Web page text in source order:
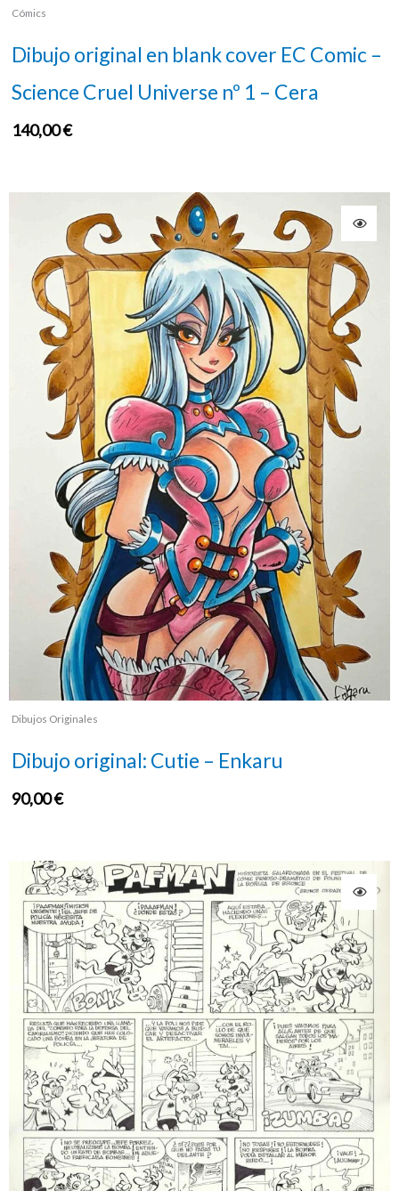
Cómics
Dibujo original en blank cover EC Comic –
Science Cruel Universe nº 1 – Cera
140,00€
Dibujos Originales
Dibujo original: Cutie – Enkaru
90,00€